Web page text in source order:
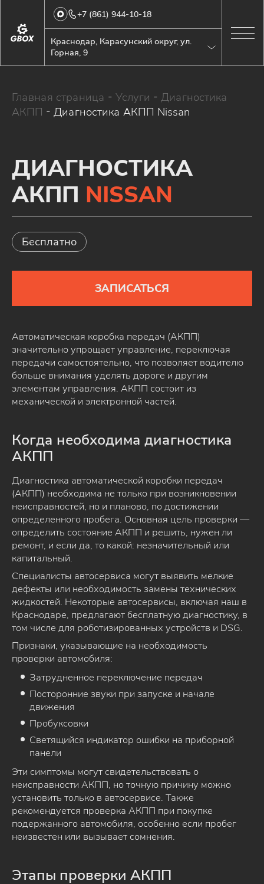
Краснодар, Карасунский округ, ул.
Горная, 9
+7 (861) 944-10-18
Главная страница - Услуги - Диагностика
АКПП - Диагностика АКПП Nissan
ДИАГНОСТИКА
АКПП NISSAN
Бесплатно
ЗАПИСАТЬСЯ
Автоматическая коробка передач (АКПП)
значительно упрощает управление, переключая
передачи самостоятельно, что позволяет водителю
больше внимания уделять дороге и другим
элементам управления. АКПП состоит из
механической и электронной частей.
Когда необходима диагностика
АКПП
Диагностика автоматической коробки передач
(АКПП) необходима не только при возникновении
неисправностей, но и планово, по достижении
определенного пробега. Основная цель проверки —
определить состояние АКПП и решить, нужен ли
ремонт, и если да, то какой: незначительный или
капитальный.
Специалисты автосервиса могут выявить мелкие
дефекты или необходимость замены технических
жидкостей. Некоторые автосервисы, включая наш в
Краснодаре, предлагают бесплатную диагностику, в
том числе для роботизированных устройств и DSG.
Признаки, указывающие на необходимость
проверки автомобиля:
Затрудненное переключение передач
Посторонние звуки при запуске и начале
движения
Пробуксовки
Светящийся индикатор ошибки на приборной
панели
Эти симптомы могут свидетельствовать о
неисправности АКПП, но точную причину можно
установить только в автосервисе. Также
рекомендуется проверка АКПП при покупке
подержанного автомобиля, особенно если пробег
неизвестен или вызывает сомнения.
Этапы проверки АКПП